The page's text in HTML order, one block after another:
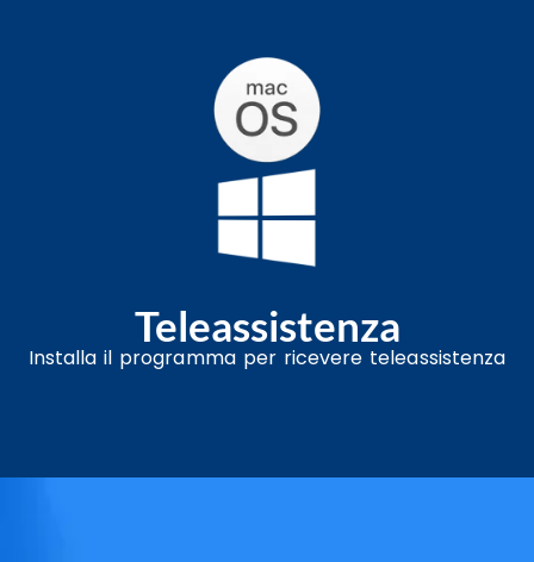
Teleassistenza
Installa il programma per ricevere teleassistenza